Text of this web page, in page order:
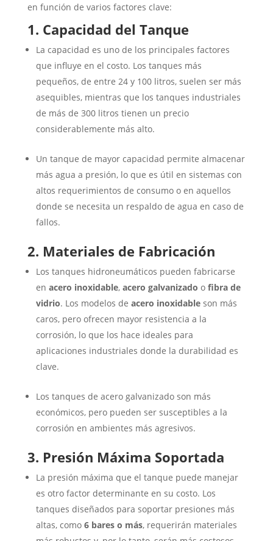
en función de varios factores clave:
1. Capacidad del Tanque
La capacidad es uno de los principales factores
que influye en el costo. Los tanques más
pequeños, de entre 24 y 100 litros, suelen ser más
asequibles, mientras que los tanques industriales
de más de 300 litros tienen un precio
considerablemente más alto.
Un tanque de mayor capacidad permite almacenar
más agua a presión, lo que es útil en sistemas con
altos requerimientos de consumo o en aquellos
donde se necesita un respaldo de agua en caso de
fallos.
2. Materiales de Fabricación
Los tanques hidroneumáticos pueden fabricarse
en acero inoxidable, acero galvanizado o fibra de
vidrio. Los modelos de acero inoxidableson más
caros, pero ofrecen mayor resistencia a la
corrosión, lo que los hace ideales para
aplicaciones industriales donde la durabilidad es
clave.
Los tanques de acero galvanizado son más
económicos, pero pueden ser susceptibles a la
corrosión en ambientes más agresivos.
3. Presión Máxima Soportada
La presión máxima que el tanque puede manejar
es otro factor determinante en su costo. Los
tanques diseñados para soportar presiones más
altas, como 6 bares o más, requerirán materiales